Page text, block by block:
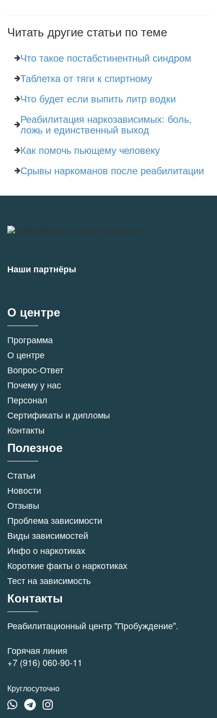
Читать другие статьи по теме
Что такое постабстинентный синдром
Таблетка от тяги к спиртному
Что будет если выпить литр водки
Реабилитация наркозависимых: боль,
ложь и единственный выход
Как помочь пьющему человеку
Срывы наркоманов после реабилитации
Наши партнёры
О центре
Программа
О центре
Вопрос-Ответ
Почему у нас
Персонал
Сертификаты и дипломы
Контакты
Полезное
Статьи
Новости
Отзывы
Проблема зависимости
Виды зависимостей
Инфо о наркотиках
Короткие факты о наркотиках
Тест на зависимость
Контакты
Реабилитационный центр "Пробуждение".
Горячая линия
+7 (916) 060-90-11
Круглосуточно